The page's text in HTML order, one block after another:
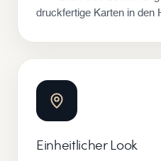
druckfertige Karten in den
Einheitlicher Look